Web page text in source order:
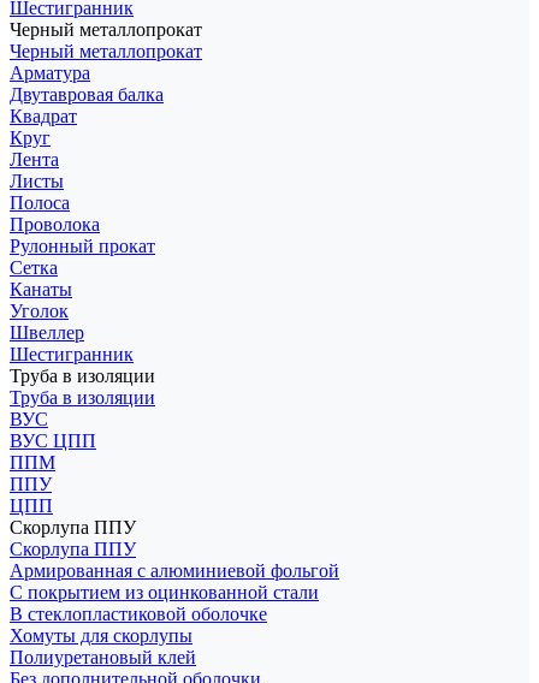
Шестигранник
Черный металлопрокат
Черный металлопрокат
Арматура
Двутавровая балка
Квадрат
Круг
Лента
Листы
Полоса
Проволока
Рулонный прокат
Сетка
Канаты
Уголок
Швеллер
Шестигранник
Труба в изоляции
Труба в изоляции
ВУС
ВУС ЦПП
ППМ
ППУ
ЦПП
Скорлупа ППУ
Скорлупа ППУ
Армированная с алюминиевой фольгой
С покрытием из оцинкованной стали
В стеклопластиковой оболочке
Хомуты для скорлупы
Полиуретановый клей
Без дополнительной оболочки